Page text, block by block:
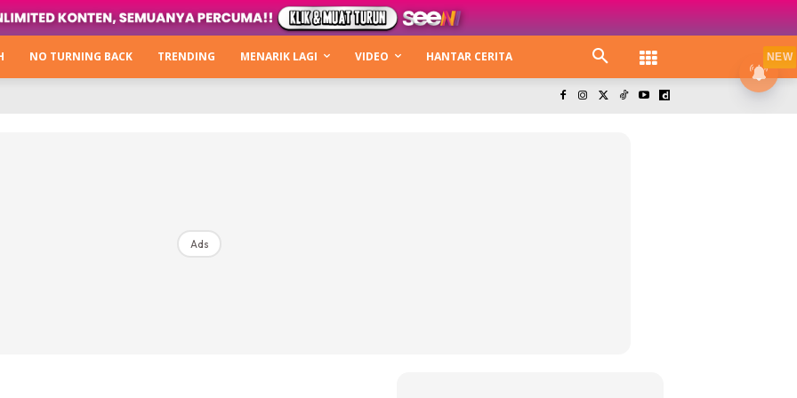
Hijabista
Next Level
NO TURNING BACK TRENDING MENARIK LAGI VIDEO HANTAR CERITA
Ads
NEW